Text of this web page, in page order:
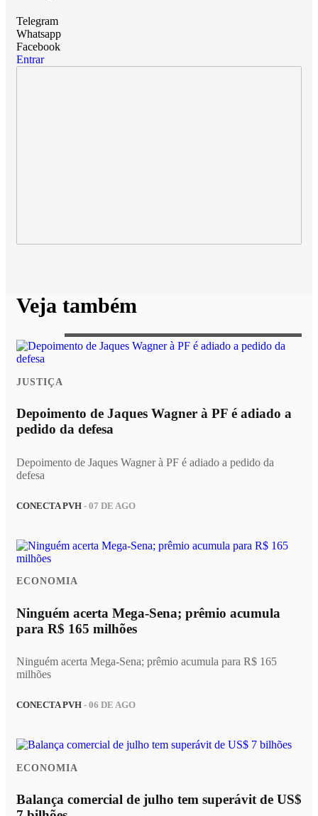
Telegram
Whatsapp
Facebook
Entrar
Veja também
JUSTIÇA
Depoimento de Jaques Wagner à PF é adiado a
pedido da defesa
Depoimento de Jaques Wagner à PF é adiado a pedido da
defesa
CONECTA PVH - 07 DE AGO
ECONOMIA
Ninguém acerta Mega-Sena; prêmio acumula
para R$ 165 milhões
Ninguém acerta Mega-Sena; prêmio acumula para R$ 165
milhões
CONECTA PVH - 06 DE AGO
ECONOMIA
Balança comercial de julho tem superávit de US$